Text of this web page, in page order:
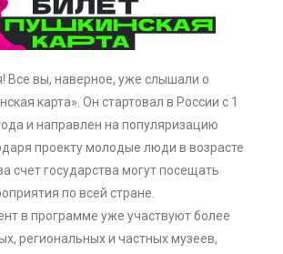
Все вы, наверное, уже слышали о
карта». Он стартовал в России с 1
и направлен на популяризацию
проекту молодые люди в возрасте
счет государства могут посещать
по всей стране.
в программе уже участвуют более
региональных и частных музеев,